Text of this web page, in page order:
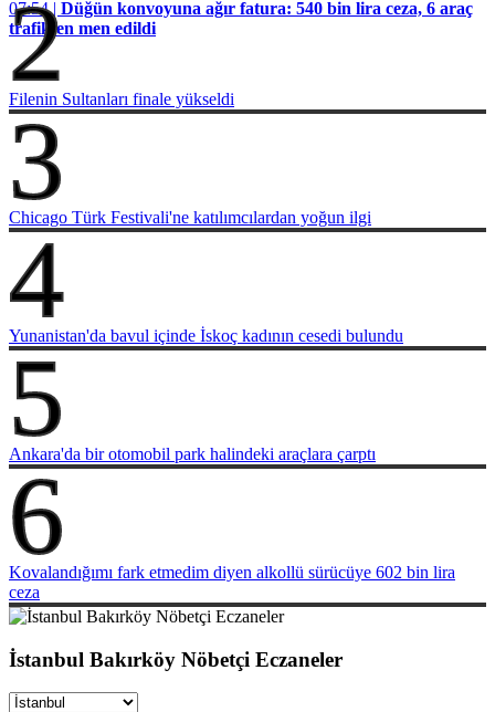
07:54 | Düğün konvoyuna ağır fatura: 540 bin lira ceza, 6 araç
trafikten men edildi
2
Filenin Sultanları finale yükseldi
3
Chicago Türk Festivali'ne katılımcılardan yoğun ilgi
4
Yunanistan'da bavul içinde İskoç kadının cesedi bulundu
5
Ankara'da bir otomobil park halindeki araçlara çarptı
6
Kovalandığımı fark etmedim diyen alkollü sürücüye 602 bin lira
ceza
İstanbul Bakırköy Nöbetçi Eczaneler